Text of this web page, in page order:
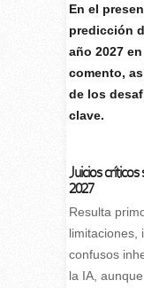
En el
predicción
año 2027
comento,
de los
clave.
Juicios
2027
Resulta
limitaciones,
confusos
la IA,